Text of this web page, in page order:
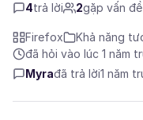
4trả lời 2gặp vấn
Firefox
Khả năng
đã hỏi vào lúc 1 năm
Myrađã trả lời1 năm